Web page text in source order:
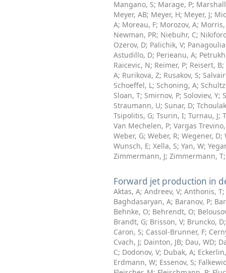
Mangano, S; Marage, P;
Meyer, AB; Meyer, H; Meyer, J;
A; Moreau, F; Morozov, A; Morris,
Newman, PR; Niebuhr, C;
Ozerov, D; Palichik, V;
Astudillo, D; Perieanu, A;
Raicevic, N; Reimer, P; Reisert, B;
A; Rurikova, Z; Rusakov, S;
Schoeffel, L; Schoning, A;
Sloan, T; Smirnov, P; Soloviev, Y;
Straumann, U; Sunar, D;
Tsipolitis, G; Tsurin, I; Turnau, J;
Van Mechelen, P; Vargas
Weber, G; Weber, R; Wegener, D;
Wunsch, E; Xella, S; Yan, W;
Zimmermann, J; Zimmermann, T
Forward jet production in
Aktas, A; Andreev, V; Anthonis, T;
Baghdasaryan, A; Baranov, P;
Behnke, O; Behrendt, O;
Brandt, G; Brisson, V; Bruncko, D
Caron, S; Cassol-Brunner, F;
Cvach, J; Dainton, JB; Dau, WD;
C; Dodonov, V; Dubak, A;
Erdmann, W; Essenov, S;